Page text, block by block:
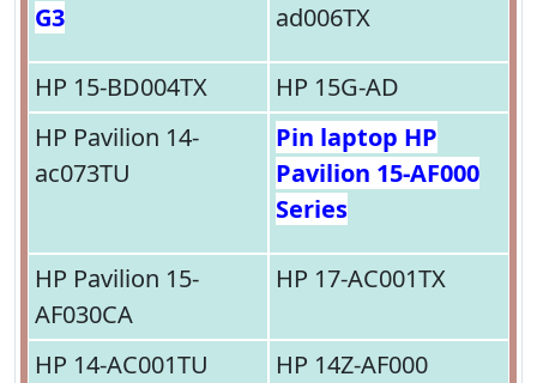
G3
ad006TX
HP 15-BD004TX
HP 15G-AD
HP Pavilion 14-
ac073TU
Pin laptop HP
Pavilion 15-AF000
Series
HP Pavilion 15-
AF030CA
HP 17-AC001TX
HP 14-AC001TU
HP 14Z-AF000